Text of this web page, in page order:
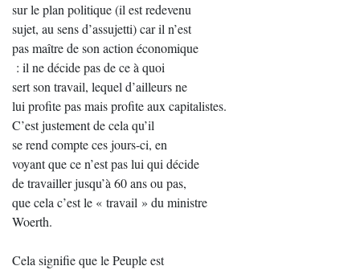
sur le plan politique (il est redevenu
sujet, au sens d’assujetti) car il n’est
pas maître de son action économique
: il ne décide pas de ce à quoi
sert son travail, lequel d’ailleurs ne
lui profite pas mais profite aux capitalistes.
C’est justement de cela qu’il
se rend compte ces jours-ci, en
voyant que ce n’est pas lui qui décide
de travailler jusqu’à 60 ans ou pas,
que cela c’est le « travail » du ministre
Woerth.
Cela signifie que le Peuple est